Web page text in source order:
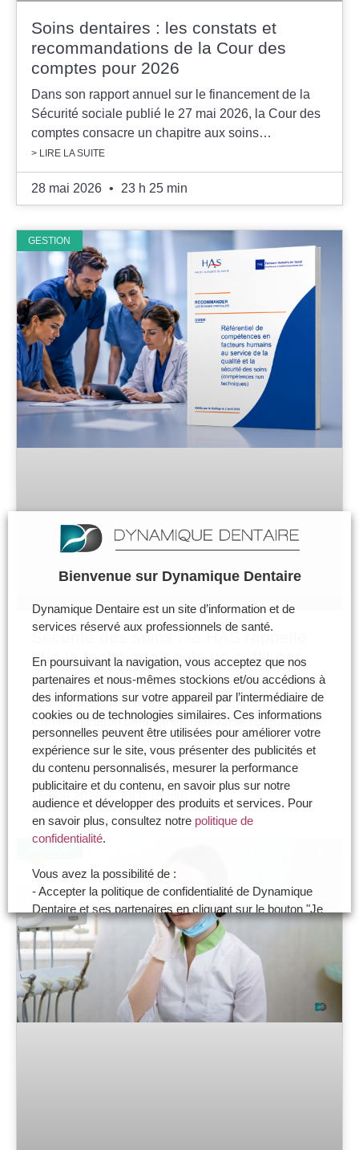
Soins dentaires : les constats et
recommandations de la Cour des
comptes pour 2026
Dans son rapport annuel sur le financement de la
Sécurité sociale publié le 27 mai 2026, la Cour des
comptes consacre un chapitre aux soins…
> LIRE LA SUITE
28 mai 2026 23 h 25 min
GESTION
Sécurité des soins : la HAS rappelle
que la technique seule ne suffit pas
Un geste parfaitement maîtrisé ne garantit pas, à lui
seul, la sécurité d’une prise en charge.
Communication défaillante, mauvaise coordination,
fatigue, surcharge cognitive ou erreurs…
> LIRE LA SUITE
15 mai 2026 18 h 15 min
Bienvenue sur Dynamique Dentaire
Dynamique Dentaire est un site d’information et de
services réservé aux professionnels de santé.
En poursuivant la navigation, vous acceptez que nos
partenaires et nous-mêmes stockions et/ou accédions à
des informations sur votre appareil par l’intermédiaire de
cookies ou de technologies similaires. Ces informations
personnelles peuvent être utilisées pour améliorer votre
expérience sur le site, vous présenter des publicités et
du contenu personnalisés, mesurer la performance
publicitaire et du contenu, en savoir plus sur notre
audience et développer des produits et services. Pour
en savoir plus, consultez notre politique de
confidentialité.
Vous avez la possibilité de :
- Accepter la politique de confidentialité de Dynamique
Dentaire et ses partenaires en cliquant sur le bouton "Je
certifie être un professionnel de santé et accepte la
politique de confidentialité"
- Paramétrer vos choix pour accepter les cookies ou
non en cliquant sur le bouton "Je souhaite Gérer mes
préférences"